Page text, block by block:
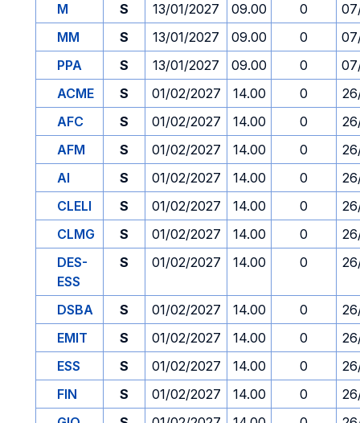
M
S 13/01/2027 09.00 0
MM
S 13/01/2027 09.00 0
PPA
S 13/01/2027 09.00 0
ACME
S 01/02/2027 14.00 0
AFC
S 01/02/2027 14.00 0
AFM
S 01/02/2027 14.00 0
AI
S 01/02/2027 14.00 0
CLELI
S 01/02/2027 14.00 0
CLMG
S 01/02/2027 14.00 0
DES-
ESS
S 01/02/2027 14.00 0
DSBA S 01/02/2027 14.00 0
EMIT
S 01/02/2027 14.00 0
ESS
S 01/02/2027 14.00 0
FIN
S 01/02/2027 14.00 0